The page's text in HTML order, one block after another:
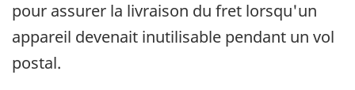
pour assurer la livraison du fret lorsqu'un
appareil devenait inutilisable pendant un vol
postal.